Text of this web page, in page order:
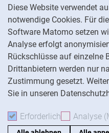
Diese Website verwendet
notwendige Cookies. Für
Software Matomo setzen
Analyse erfolgt
Rückschlüsse auf einzelne
Drittanbietern werden nur
Zustimmung gesetzt.
Sie in unseren
Erforderlich Analyse
Moodle
Panopto
Datenschutz
Barrierefreiheit
Transparenter KI-Einsatz